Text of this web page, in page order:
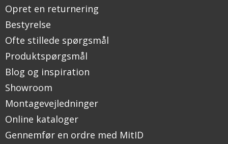
Opret en returnering
Bestyrelse
Ofte stillede spørgsmål
Produktspørgsmål
Blog og inspiration
Showroom
Montagevejledninger
Online kataloger
Gennemfør en ordre med MitID